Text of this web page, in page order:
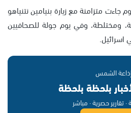
جاءت متزامنة مع زيارة بنيامين نتنياهو
ومختلطة، وفي يوم جولة للصحافيين
اسرائيل.
الشمس
بلحظة بلحظة
· تقارير حصرية · مباشر